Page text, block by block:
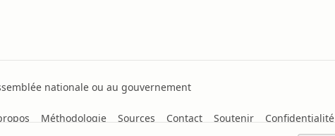
nationale ou au gouvernement
Méthodologie Sources Contact Soutenir Confidentialité